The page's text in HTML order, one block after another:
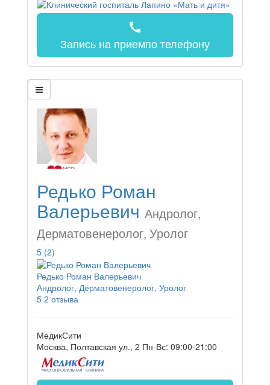
call
Запись на приемпо телефону
Редько Роман
Валерьевич Андролог,
Дерматовенеролог, Уролог
5 (2)
Редько Роман Валерьевич
Андролог, Дерматовенеролог, Уролог
5 2 отзыва
МедикСити
Москва, Полтавская ул., 2 Пн-Вс: 09:00-21:00